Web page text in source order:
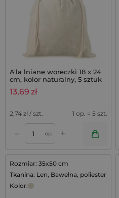
A'la lniane woreczki 18 x 24
cm, kolor naturalny, 5 sztuk
13,69 zł
2,74 zł / szt. 1 op. = 5 szt.
– op. +
Rozmiar: 35x50 cm
Tkanina: Len, Bawełna, poliester
Kolor: